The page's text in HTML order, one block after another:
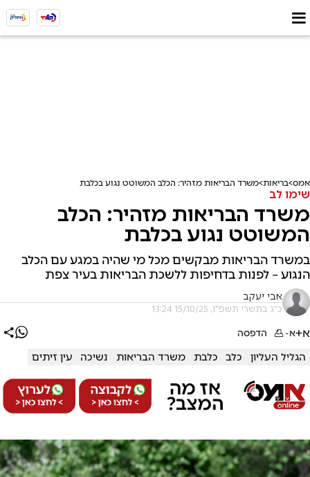
אמס בריאות משרד הבריאות מזהיר: הכלב המשוטט נגוע בכלבת
שימו לב
משרד הבריאות מזהיר: הכלב
המשוטט נגוע בכלבת
במשרד הבריאות מבקשים מכל מי שהיה במגע עם הכלב
הנגוע – לפנות בדחיפות ללשכת הבריאות בעיר צפת
אבי יעקב
כ"ג בתשרי תשפ"ו, 15/10/25 13:24
א+א- הדפסה
הגליל העליון כלב כלבת משרד הבריאות נשיכה עין זיתים